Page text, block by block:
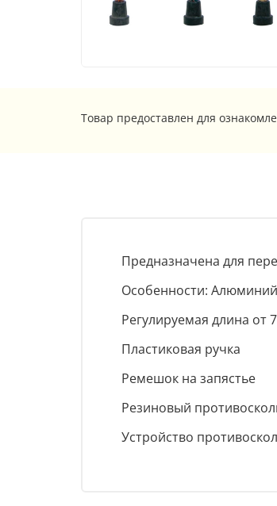
Товар предоставлен для
Предназначена для
Особенности:
Регулируемая длина от
Пластиковая ручка
Ремешок на запястье
Резиновый
Устройство